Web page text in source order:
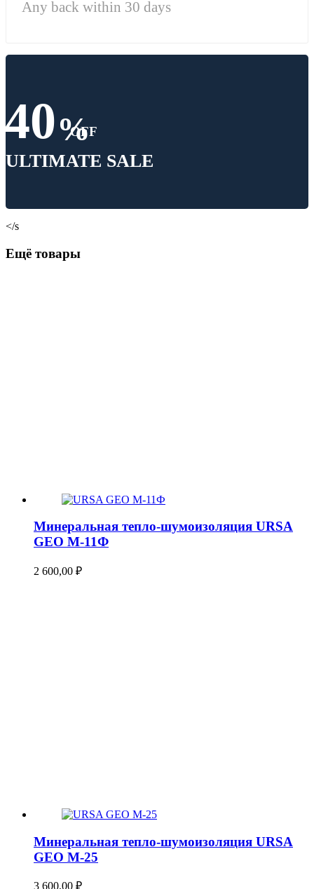
Any back within 30 days
40%
OFF
ULTIMATE SALE
</s
Ещё товары
Минеральная тепло-шумоизоляция URSA
GEO М-11Ф
2 600,00 ₽
Минеральная тепло-шумоизоляция URSA
GEO М-25
3 600,00 ₽